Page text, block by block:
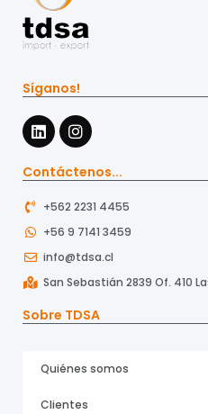
Síganos!
Contáctenos...
+562 2231 4455
+56 9 7141 3459
info@tdsa.cl
San Sebastián 2839 Of. 410
Sobre TDSA
Quiénes somos
Clientes